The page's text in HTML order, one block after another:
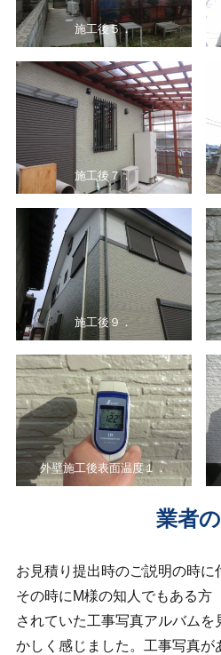
施工後５．
施工後７．
施工後９．
外壁施工後表面温度１．
業者
お見積り提出時のご説明の時に
その時にM様の知人でもある方
されていた工事写真アルバム
かしく感じました。工事写真が